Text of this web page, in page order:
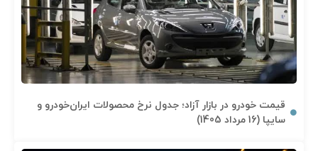
قیمت خودرو در بازار آزاد؛ جدول نرخ محصولات ایران‌خودرو و
سایپا (16 مرداد 1405)